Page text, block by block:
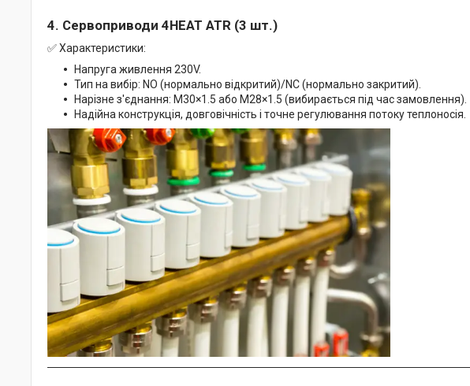
4. Сервоприводи 4HEAT ATR (3 шт.)
✅ Характеристики:
Напруга живлення 230V.
Тип на вибір: NO (нормально відкритий)/NC (нормально закритий).
Нарізне з'єднання: M30×1.5 або M28×1.5 (вибирається під час замовлення).
Надійна конструкція, довговічність і точне регулювання потоку теплоносія.